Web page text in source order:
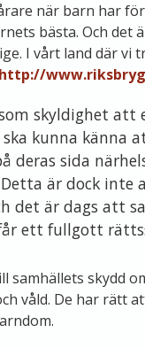
när barn har
bästa. Och det
I vårt land där
http://
skyldighet att
kunna känna
deras sida
är dock inte
det är dags att
ett fullgott
samhällets skydd
våld. De har rätt